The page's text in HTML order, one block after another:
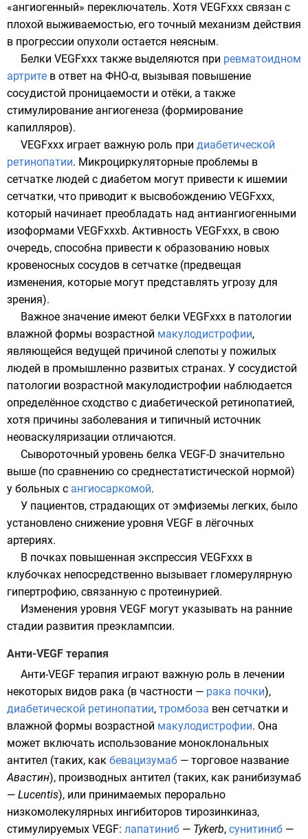
«ангиогенный» переключатель. Хотя VEGFxxx связан с
плохой выживаемостью, его точный механизм действия
в прогрессии опухоли остается неясным.
Белки VEGFxxx также выделяются при ревматоидном
артрите в ответ на ФНО-α, вызывая повышение
сосудистой проницаемости и отёки, а также
стимулирование ангиогенеза (формирование
капилляров).
VEGFxxx играет важную роль при диабетической
ретинопатии. Микроциркуляторные проблемы в
сетчатке людей с диабетом могут привести к ишемии
сетчатки, что приводит к высвобождению VEGFxxx,
который начинает преобладать над антиангиогенными
изоформами VEGFxxxb. Активность VEGFxxx, в свою
очередь, способна привести к образованию новых
кровеносных сосудов в сетчатке (предвещая
изменения, которые могут представлять угрозу для
зрения).
Важное значение имеют белки VEGFxxx в патологии
влажной формы возрастной макулодистрофии,
являющейся ведущей причиной слепоты у пожилых
людей в промышленно развитых странах. У сосудистой
патологии возрастной макулодистрофии наблюдается
определённое сходство с диабетической ретинопатией,
хотя причины заболевания и типичный источник
неоваскуляризации отличаются.
Сывороточный уровень белка VEGF-D значительно
выше (по сравнению со среднестатистической нормой)
у больных с ангиосаркомой.
У пациентов, страдающих от эмфиземы легких, было
установлено снижение уровня VEGF в лёгочных
артериях.
В почках повышенная экспрессия VEGFxxx в
клубочках непосредственно вызывает гломерулярную
гипертрофию, связанную с протеинурией.
Изменения уровня VEGF могут указывать на ранние
стадии развития преэклампсии.
Анти-VEGF терапия
Анти-VEGF терапия играют важную роль в лечении
некоторых видов рака (в частности — рака почки),
диабетической ретинопатии, тромбоза вен сетчатки и
влажной формы возрастной макулодистрофии. Она
может включать использование моноклональных
антител (таких, как бевацизумаб — торговое название
Авастин), производных антител (таких, как ранибизумаб
— Lucentis), или принимаемых перорально
низкомолекулярных ингибиторов тирозинкиназ,
стимулируемых VEGF: лапатиниб — Tykerb, сунитиниб —